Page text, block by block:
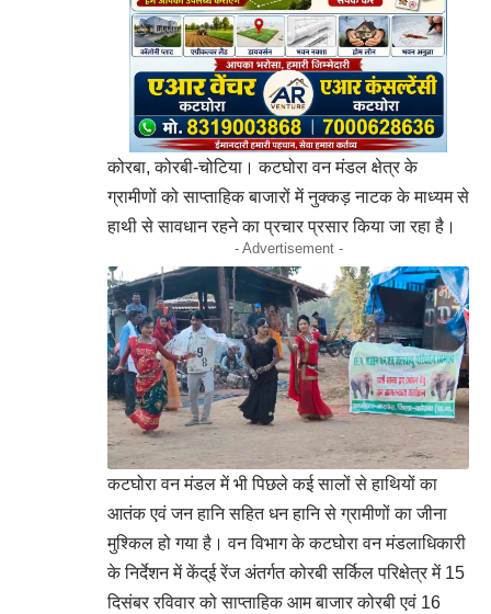
कोरबा, कोरबी-चोटिया। कटघोरा वन मंडल क्षेत्र के
ग्रामीणों को साप्ताहिक बाजारों में नुक्कड़ नाटक के माध्यम से
हाथी से सावधान रहने का प्रचार प्रसार किया जा रहा है।
- Advertisement -
कटघोरा वन मंडल में भी पिछले कई सालों से हाथियों का
आतंक एवं जन हानि सहित धन हानि से ग्रामीणों का जीना
मुश्किल हो गया है। वन विभाग के कटघोरा वन मंडलाधिकारी
के निर्देशन में केंद्ई रेंज अंतर्गत कोरबी सर्किल परिक्षेत्र में 15
दिसंबर रविवार को साप्ताहिक आम बाजार कोरबी एवं 16